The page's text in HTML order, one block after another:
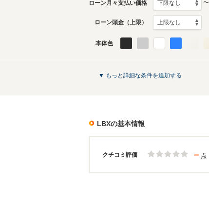
ローン月々支払い価格 〜
ローン頭金（上限）
本体色
▼ もっと詳細な条件を追加する
LBXの基本情報
クチコミ評価 － 点